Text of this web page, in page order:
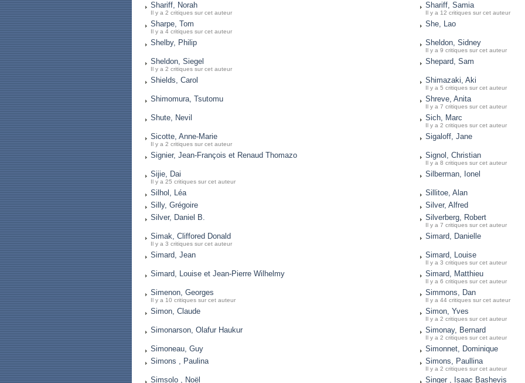
Shariff, Norah
Il y a 2 critiques sur cet auteur
Shariff, Samia
Il y a 12 critiques sur cet auteur
Sharpe, Tom
Il y a 4 critiques sur cet auteur
She, Lao
Shelby, Philip Sheldon, Sidney
Il y a 9 critiques sur cet auteur
Sheldon, Siegel
Il y a 2 critiques sur cet auteur
Shepard, Sam
Shields, Carol Shimazaki, Aki
Il y a 5 critiques sur cet auteur
Shimomura, Tsutomu Shreve, Anita
Il y a 7 critiques sur cet auteur
Shute, Nevil Sich, Marc
Il y a 2 critiques sur cet auteur
Sicotte, Anne-Marie
Il y a 2 critiques sur cet auteur
Sigaloff, Jane
Signier, Jean-François et Renaud Thomazo Signol, Christian
Il y a 8 critiques sur cet auteur
Sijie, Dai
Il y a 25 critiques sur cet auteur
Silberman, Ionel
Silhol, Léa
Sillitoe, Alan
Silly, Grégoire
Silver, Alfred
Silver, Daniel B.
Silverberg, Robert
Il y a 7 critiques sur cet auteur
Simak, Cliffored Donald
Il y a 3 critiques sur cet auteur
Simard, Danielle
Simard, Jean Simard, Louise
Il y a 3 critiques sur cet auteur
Simard, Louise et Jean-Pierre Wilhelmy Simard, Matthieu
Il y a 6 critiques sur cet auteur
Simenon, Georges
Il y a 10 critiques sur cet auteur
Simmons, Dan
Il y a 44 critiques sur cet auteur
Simon, Claude Simon, Yves
Il y a 2 critiques sur cet auteur
Simonarson, Olafur Haukur Simonay, Bernard
Il y a 2 critiques sur cet auteur
Simoneau, Guy
Simonnet, Dominique
Simons , Paulina
Simons, Paullina
Il y a 2 critiques sur cet auteur
Simsolo , Noël
Singer , Isaac Bashevis